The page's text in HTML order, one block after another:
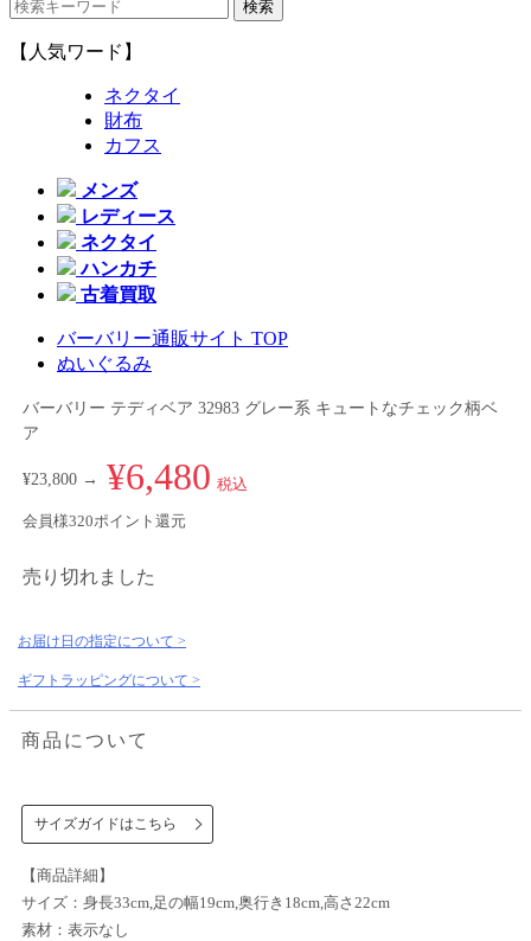
【人気ワード】
ネクタイ
財布
カフス
メンズ
レディース
ネクタイ
ハンカチ
古着買取
バーバリー通販サイト TOP
ぬいぐるみ
バーバリー テディベア 32983 グレー系 キュートなチェック柄ベ
ア
¥23,800 → ¥6,480 税込
会員様320ポイント還元
売り切れました
お届け日の指定について >
ギフトラッピングについて >
商品について
サイズガイドはこちら
【商品詳細】
サイズ：身長33cm,足の幅19cm,奥行き18cm,高さ22cm
素材：表示なし